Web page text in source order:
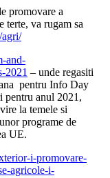
promovare a
terte, va rugam sa
agri/
and-
2021 – unde regasiti
pentru Info Day
pentru anul 2021,
la temele si
programe de
UE.
i-promovare-
agricole-i-